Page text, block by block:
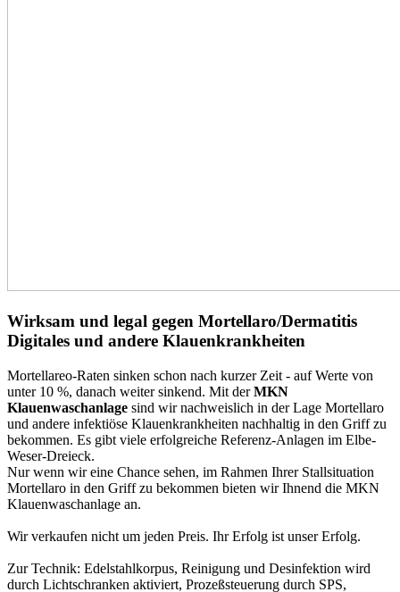
Wirksam und legal gegen Mortellaro/Dermatitis
Digitales und andere Klauenkrankheiten
Mortellareo-Raten sinken schon nach kurzer Zeit - auf Werte von
unter 10 %, danach weiter sinkend. Mit derMKN
Klauenwaschanlage sind wir nachweislich in der Lage Mortellaro
und andere infektiöse Klauenkrankheiten nachhaltig in den Griff zu
bekommen. Es gibt viele erfolgreiche Referenz-Anlagen im Elbe-
Weser-Dreieck.
Nur wenn wir eine Chance sehen, im Rahmen Ihrer Stallsituation
Mortellaro in den Griff zu bekommen bieten wir Ihnend die MKN
Klauenwaschanlage an.
Wir verkaufen nicht um jeden Preis. Ihr Erfolg ist unser Erfolg.
Zur Technik: Edelstahlkorpus, Reinigung und Desinfektion wird
durch Lichtschranken aktiviert, Prozeßsteuerung durch SPS,